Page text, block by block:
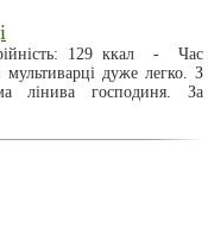
129 ккал - Час
дуже легко. З
лінива господиня. За